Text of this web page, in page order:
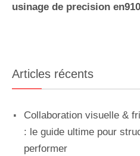
usinage de precision
Articles récents
Collaboration visuelle &
: le guide ultime pour
performer